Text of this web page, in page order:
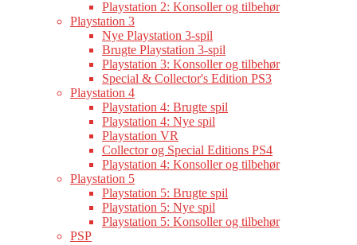
Playstation 2: Konsoller og tilbehør
Playstation 3
Nye Playstation 3-spil
Brugte Playstation 3-spil
Playstation 3: Konsoller og tilbehør
Special & Collector's Edition PS3
Playstation 4
Playstation 4: Brugte spil
Playstation 4: Nye spil
Playstation VR
Collector og Special Editions PS4
Playstation 4: Konsoller og tilbehør
Playstation 5
Playstation 5: Brugte spil
Playstation 5: Nye spil
Playstation 5: Konsoller og tilbehør
PSP